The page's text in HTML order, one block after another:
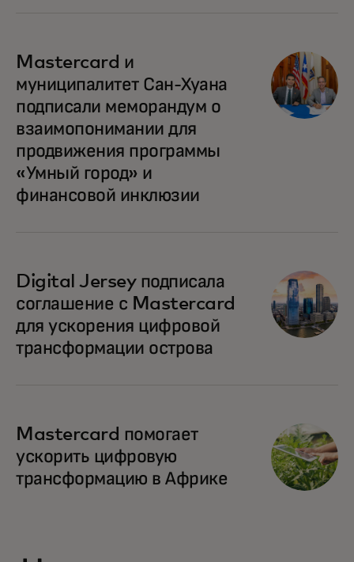
Mastercard и
муниципалитет Сан-Хуана
подписали меморандум о
взаимопонимании для
продвижения программы
«Умный город» и
финансовой инклюзии
Digital Jersey подписала
соглашение с Mastercard
для ускорения цифровой
трансформации острова
Mastercard помогает
ускорить цифровую
трансформацию в Африке